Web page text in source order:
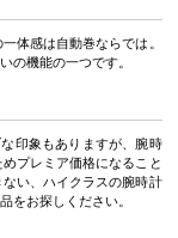
体感は自動巻ならでは。
の機能の一つです。
印象もありますが、腕時
プレミア価格になること
い、ハイクラスの腕時計
をお探しください。